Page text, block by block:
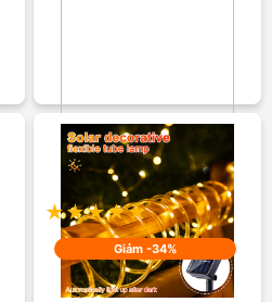
Áo khoác dài tay hoa văn eo
280.000₫
500.000₫
★★★★★
★★★★★ Đã Bán: 6
Giảm -34%